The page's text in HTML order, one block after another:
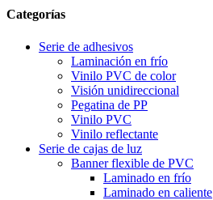
Categorías
Serie de adhesivos
Laminación en frío
Vinilo PVC de color
Visión unidireccional
Pegatina de PP
Vinilo PVC
Vinilo reflectante
Serie de cajas de luz
Banner flexible de PVC
Laminado en frío
Laminado en caliente